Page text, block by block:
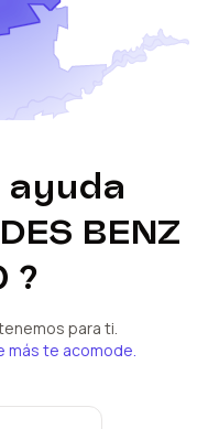
ayuda
BENZ
?
para ti.
más te acomode.